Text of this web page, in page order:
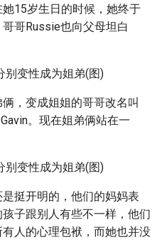
15岁生日的时候，她终于
哥Russie也向父母坦白
，变成姐姐的哥哥改名叫
。现在姐弟俩站在一
挺开明的，他们的妈妈表
子跟别人有些不一样，他们
人的心理包袱，而她也并没